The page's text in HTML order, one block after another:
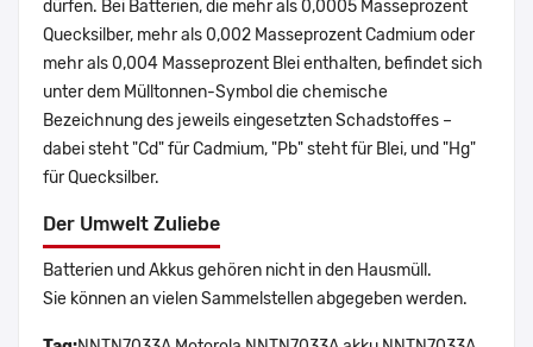
dürfen. Bei Batterien, die mehr als 0,0005 Masseprozent
Quecksilber, mehr als 0,002 Masseprozent Cadmium oder
mehr als 0,004 Masseprozent Blei enthalten, befindet sich
unter dem Mülltonnen-Symbol die chemische
Bezeichnung des jeweils eingesetzten Schadstoffes –
dabei steht "Cd" für Cadmium, "Pb" steht für Blei, und "Hg"
für Quecksilber.
Der Umwelt Zuliebe
Batterien und Akkus gehören nicht in den Hausmüll.
Sie können an vielen Sammelstellen abgegeben werden.